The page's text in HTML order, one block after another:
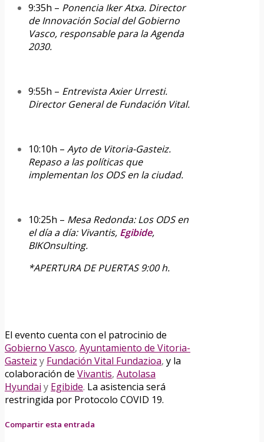
9:35h – Ponencia Iker Atxa. Director
de Innovación Social del Gobierno
Vasco, responsable para la Agenda
2030.
9:55h – Entrevista Axier Urresti.
Director General de Fundación Vital.
10:10h – Ayto de Vitoria-Gasteiz.
Repaso a las políticas que
implementan los ODS en la ciudad.
10:25h – Mesa Redonda: Los ODS en
el día a día: Vivantis, Egibide,
BIKOnsulting.
*APERTURA DE PUERTAS 9:00 h.
El evento cuenta con el patrocinio de
Gobierno Vasco, Ayuntamiento de Vitoria-
Gasteiz y Fundación Vital Fundazioa, y la
colaboración de Vivantis, Autolasa
Hyundai y Egibide. La asistencia será
restringida por Protocolo COVID 19.
Compartir esta entrada